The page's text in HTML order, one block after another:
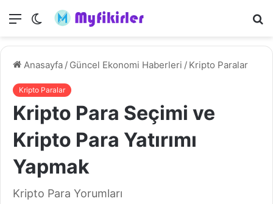
Menü
Dış
Anasayfa / Güncel Ekonomi Haberleri / Kripto Paralar
Kripto Paralar
Kripto Para Seçimi ve
Kripto Para Yatırımı
Yapmak
Kripto Para Yorumları